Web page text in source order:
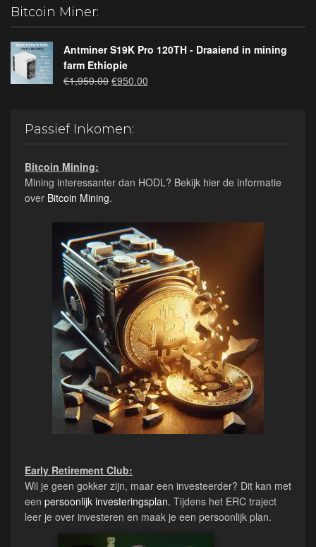
Bitcoin Miner:
Antminer S19K Pro 120TH - Draaiend in mining
farm Ethiopie
€1,950.00 Oorspronkelijke
€1,950.00.
€950.00
Passief Inkomen:
Bitcoin Mining:
Mining interessanter dan HODL? Bekijk hier de informatie
over Bitcoin Mining.
Early Retirement Club:
Wil je geen gokker zijn, maar een investeerder? Dit kan met
een persoonlijk investeringsplan. Tijdens het ERC traject
leer je over investeren en maak je een persoonlijk plan.